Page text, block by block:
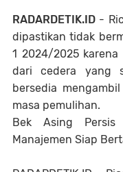
RADARDETIK.ID -
dipastikan tidak
1 2024/2025
dari cedera yang
bersedia
masa pemulihan.
Bek Asing
Manajemen Siap